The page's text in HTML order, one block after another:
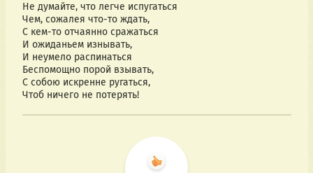
Не думайте, что легче испугаться
Чем, сожалея что-то ждать,
С кем-то отчаянно сражаться
И ожиданьем изнывать,
И неумело распинаться
Беспомощно порой взывать,
С собою искренне ругаться,
Чтоб ничего не потерять!